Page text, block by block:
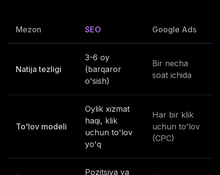
Mezon SEO Google Ads
Natija tezligi
3-6 oy
(barqaror
o'sish)
Bir necha
soat ichida
To'lov modeli
Oylik xizmat
haqi, klik
uchun to'lov
yo'q
Har bir klik
uchun to'lov
(CPC)
Pozitsiya va